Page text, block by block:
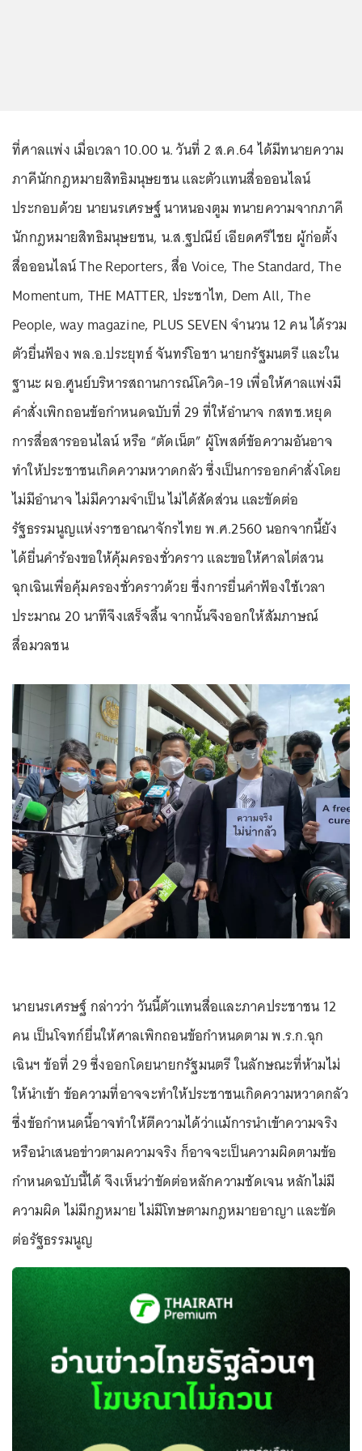
ที่ศาลแพ่ง เมื่อเวลา 10.00 น. วันที่ 2 ส.ค.64 ได้มีทนายความ
ภาคีนักกฎหมายสิทธิมนุษยชน และตัวแทนสื่อออนไลน์
ประกอบด้วย นายนรเศรษฐ์ นาหนองตูม ทนายความจากภาคี
นักกฎหมายสิทธิมนุษยชน, น.ส.ฐปณีย์ เอียดศรีไชย ผู้ก่อตั้ง
สื่อออนไลน์ The Reporters, สื่อ Voice, The Standard, The
Momentum, THE MATTER, ประชาไท, Dem All, The
People, way magazine, PLUS SEVEN จำนวน 12 คน ได้รวม
ตัวยื่นฟ้อง พล.อ.ประยุทธ์ จันทร์โอชา นายกรัฐมนตรี และใน
ฐานะ ผอ.ศูนย์บริหารสถานการณ์โควิด-19 เพื่อให้ศาลแพ่งมี
คำสั่งเพิกถอนข้อกำหนดฉบับที่ 29 ที่ให้อำนาจ กสทช.หยุด
การสื่อสารออนไลน์ หรือ “ตัดเน็ต” ผู้โพสต์ข้อความอันอาจ
ทำให้ประชาชนเกิดความหวาดกลัว ซึ่งเป็นการออกคำสั่งโดย
ไม่มีอำนาจ ไม่มีความจำเป็น ไม่ได้สัดส่วน และขัดต่อ
รัฐธรรมนูญแห่งราชอาณาจักรไทย พ.ศ.2560 นอกจากนี้ยัง
ได้ยื่นคำร้องขอให้คุ้มครองชั่วคราว และขอให้ศาลไต่สวน
ฉุกเฉินเพื่อคุ้มครองชั่วคราวด้วย ซึ่งการยื่นคำฟ้องใช้เวลา
ประมาณ 20 นาทีจึงเสร็จสิ้น จากนั้นจึงออกให้สัมภาษณ์
สื่อมวลชน
นายนรเศรษฐ์ กล่าวว่า วันนี้ตัวแทนสื่อและภาคประชาชน 12
คน เป็นโจทก์ยื่นให้ศาลเพิกถอนข้อกำหนดตาม พ.ร.ก.ฉุก
เฉินฯ ข้อที่ 29 ซึ่งออกโดยนายกรัฐมนตรี ในลักษณะที่ห้ามไม่
ให้นำเข้า ข้อความที่อาจจะทำให้ประชาชนเกิดความหวาดกลัว
ซึ่งข้อกำหนดนี้อาจทำให้ตีความได้ว่าแม้การนำเข้าความจริง
หรือนำเสนอข่าวตามความจริง ก็อาจจะเป็นความผิดตามข้อ
กำหนดฉบับนี้ได้ จึงเห็นว่าขัดต่อหลักความชัดเจน หลักไม่มี
ความผิด ไม่มีกฎหมาย ไม่มีโทษตามกฎหมายอาญา และขัด
ต่อรัฐธรรมนูญ